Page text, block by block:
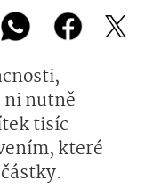
ni nutně
tisíc
které